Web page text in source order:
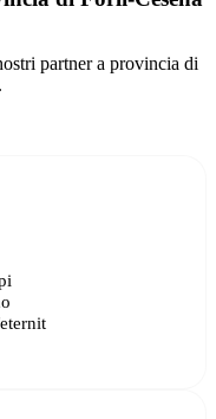
partner a provincia di